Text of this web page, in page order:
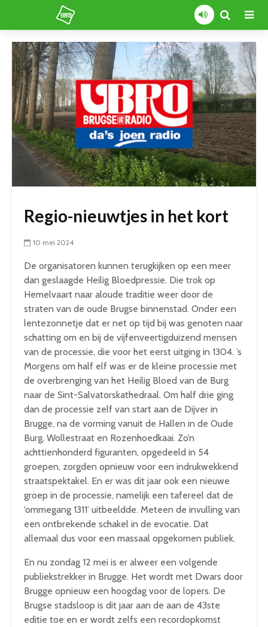
Regio-nieuwtjes in het kort
10 mei 2024
De organisatoren kunnen terugkijken op een meer
dan geslaagde Heilig Bloedpressie. Die trok op
Hemelvaart naar aloude traditie weer door de
straten van de oude Brugse binnenstad. Onder een
lentezonnetje dat er net op tijd bij was genoten naar
schatting om en bij de vijfenveertigduizend mensen
van de processie, die voor het eerst uitging in 1304. ’s
Morgens om half elf was er de kleine processie met
de overbrenging van het Heilig Bloed van de Burg
naar de Sint-Salvatorskathedraal. Om half drie ging
dan de processie zelf van start aan de Dijver in
Brugge, na de vorming vanuit de Hallen in de Oude
Burg, Wollestraat en Rozenhoedkaai. Zo’n
achttienhonderd figuranten, opgedeeld in 54
groepen, zorgden opnieuw voor een indrukwekkend
straatspektakel. En er was dit jaar ook een nieuwe
groep in de processie, namelijk een tafereel dat de
‘ommegang 1311’ uitbeeldde. Meteen de invulling van
een ontbrekende schakel in de evocatie. Dat
allemaal dus voor een massaal opgekomen publiek.
En nu zondag 12 mei is er alweer een volgende
publiekstrekker in Brugge. Het wordt met Dwars door
Brugge opnieuw een hoogdag voor de lopers. De
Brugse stadsloop is dit jaar aan de aan de 43ste
editie toe en er wordt zelfs een recordopkomst